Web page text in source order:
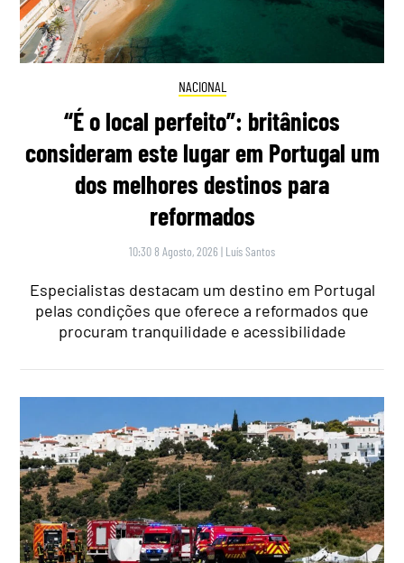
NACIONAL
“É o local perfeito”: britânicos
consideram este lugar em Portugal um
dos melhores destinos para
reformados
10:30 8 Agosto, 2026 | Luís Santos
Especialistas destacam um destino em Portugal
pelas condições que oferece a reformados que
procuram tranquilidade e acessibilidade